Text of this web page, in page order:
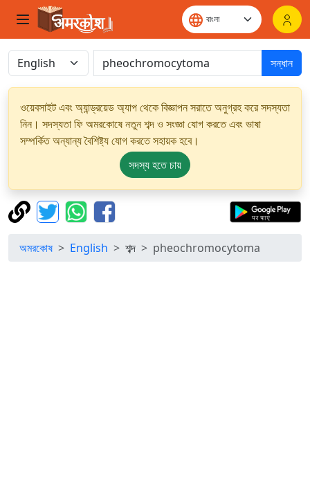
সন্ধান
ওয়েবসাইট এবং অ্যান্ড্রয়েড অ্যাপ থেকে বিজ্ঞাপন সরাতে অনুগ্রহ করে সদস্যতা
নিন। সদস্যতা ফি অমরকোষে নতুন শব্দ ও সংজ্ঞা যোগ করতে এবং ভাষা
সম্পর্কিত অন্যান্য বৈশিষ্ট্য যোগ করতে সহায়ক হবে।
সদস্য হতে চায়
অমরকোষ English শব্দ pheochromocytoma